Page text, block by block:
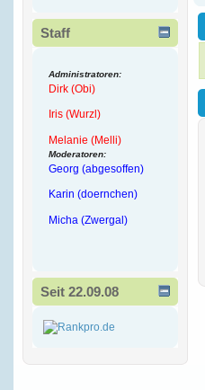
Staff
Administratoren:
Dirk (Obi)
Iris (Wurzl)
Melanie (Melli)
Moderatoren:
Georg (abgesoffen)
Karin (doernchen)
Micha (Zwergal)
Seit 22.09.08